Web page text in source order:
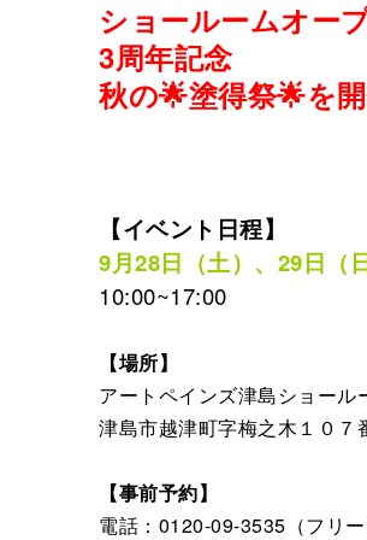
ショールームオー
3周年記念
秋の🌟塗得祭🌟を
【イベント日程】
9月28日（土）、29日（
10:00~17:00
【場所】
アートペインズ津島ショール
津島市越津町字梅之木１０７
【事前予約】
電話： 0120-09-3535 （フリ